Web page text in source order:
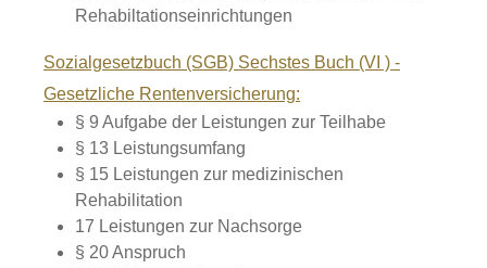
Rehabiltationseinrichtungen
Sozialgesetzbuch (SGB) Sechstes Buch (VI ) -
Gesetzliche Rentenversicherung:
§ 9 Aufgabe der Leistungen zur Teilhabe
§ 13 Leistungsumfang
§ 15 Leistungen zur medizinischen
Rehabilitation
17 Leistungen zur Nachsorge
§ 20 Anspruch